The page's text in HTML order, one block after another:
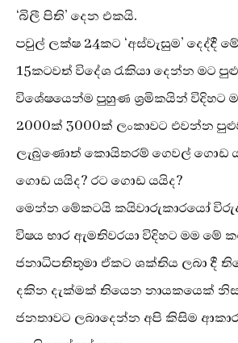
‘බිලී පිති’ දෙන එකයි.
පවුල් ලක්ෂ 24කට ‘අස්වැසුම’ දෙද්දී
15කටවත් විදේශ රැකියා දෙන්න මට
විශේෂයෙන්ම පුහුණ ශ්‍රමිකයින් විදිහට
2000ක් 3000ක් ලංකාවට එවන්න
ලැබුණොත් කොයිතරම් ගෙවල් ගොඩ
ගොඩ යයිද? රට ගොඩ යයිද?
මෙන්න මේකටයි කයිවාරුකාරයෝ
විෂය භාර ඇමතිවරයා විදිහට මම මේ
ජනාධිපතිතුමා ඒකට ශක්තිය ලබා දී
දකින දැක්මක් තියෙන නායකයෙක්
ජනතාවට ලබාදෙන්න අපි කිසිම